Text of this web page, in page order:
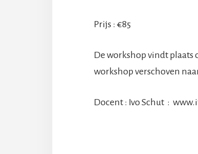
Prijs : €85
De workshop vindt plaats
workshop verschoven
Docent : Ivo Schut :